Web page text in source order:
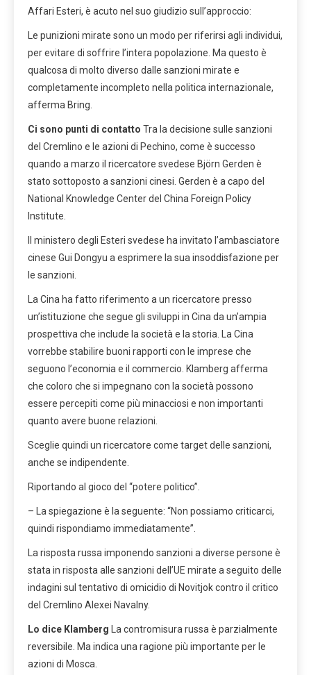
Affari Esteri, è acuto nel suo giudizio sull’approccio:
Le punizioni mirate sono un modo per riferirsi agli individui,
per evitare di soffrire l’intera popolazione. Ma questo è
qualcosa di molto diverso dalle sanzioni mirate e
completamente incompleto nella politica internazionale,
afferma Bring.
Ci sono punti di contatto Tra la decisione sulle sanzioni
del Cremlino e le azioni di Pechino, come è successo
quando a marzo il ricercatore svedese Björn Gerden è
stato sottoposto a sanzioni cinesi. Gerden è a capo del
National Knowledge Center del China Foreign Policy
Institute.
Il ministero degli Esteri svedese ha invitato l’ambasciatore
cinese Gui Dongyu a esprimere la sua insoddisfazione per
le sanzioni.
La Cina ha fatto riferimento a un ricercatore presso
un’istituzione che segue gli sviluppi in Cina da un’ampia
prospettiva che include la società e la storia. La Cina
vorrebbe stabilire buoni rapporti con le imprese che
seguono l’economia e il commercio. Klamberg afferma
che coloro che si impegnano con la società possono
essere percepiti come più minacciosi e non importanti
quanto avere buone relazioni.
Sceglie quindi un ricercatore come target delle sanzioni,
anche se indipendente.
Riportando al gioco del “potere politico”.
– La spiegazione è la seguente: “Non possiamo criticarci,
quindi rispondiamo immediatamente”.
La risposta russa imponendo sanzioni a diverse persone è
stata in risposta alle sanzioni dell’UE mirate a seguito delle
indagini sul tentativo di omicidio di Novitjok contro il critico
del Cremlino Alexei Navalny.
Lo dice Klamberg
La contromisura russa è parzialmente
reversibile. Ma indica una ragione più importante per le
azioni di Mosca.